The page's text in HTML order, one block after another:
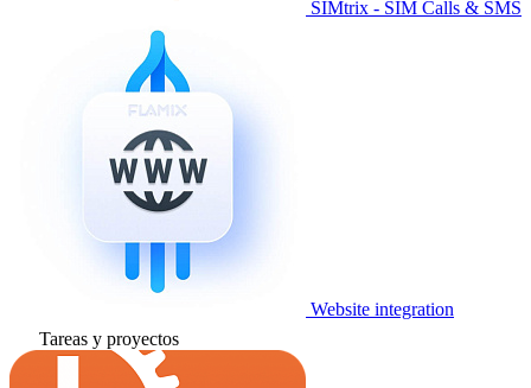
SIMtrix - SIM Calls & SMS
Website integration
Tareas y proyectos